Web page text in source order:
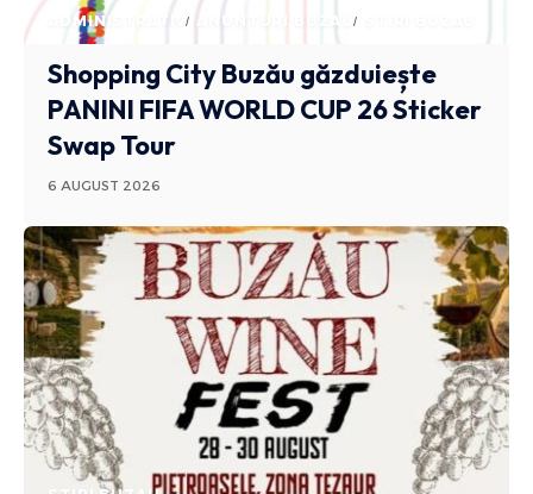
ADMINISTRATIV ANUNTURI BUZAU
Shopping City Buzău găzduiește
PANINI FIFA WORLD CUP 26 Sticker
Swap Tour
6 AUGUST 2026